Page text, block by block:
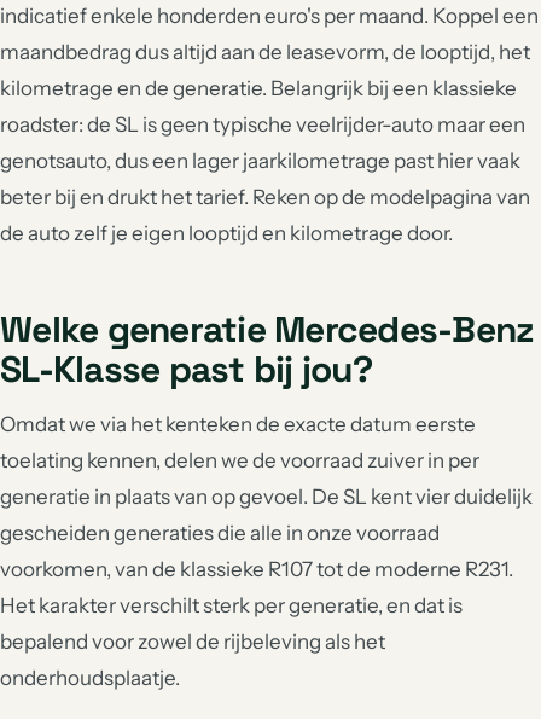
indicatief enkele honderden euro's per maand. Koppel een
maandbedrag dus altijd aan de leasevorm, de looptijd, het
kilometrage en de generatie. Belangrijk bij een klassieke
roadster: de SL is geen typische veelrijder-auto maar een
genotsauto, dus een lager jaarkilometrage past hier vaak
beter bij en drukt het tarief. Reken op de modelpagina van
de auto zelf je eigen looptijd en kilometrage door.
Welke generatie Mercedes-Benz
SL-Klasse past bij jou?
Omdat we via het kenteken de exacte datum eerste
toelating kennen, delen we de voorraad zuiver in per
generatie in plaats van op gevoel. De SL kent vier duidelijk
gescheiden generaties die alle in onze voorraad
voorkomen, van de klassieke R107 tot de moderne R231.
Het karakter verschilt sterk per generatie, en dat is
bepalend voor zowel de rijbeleving als het
onderhoudsplaatje.